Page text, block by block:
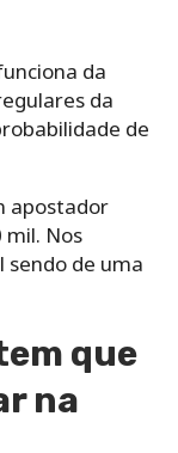
da
da
de
apostador
mil. Nos
sendo de uma
que
na